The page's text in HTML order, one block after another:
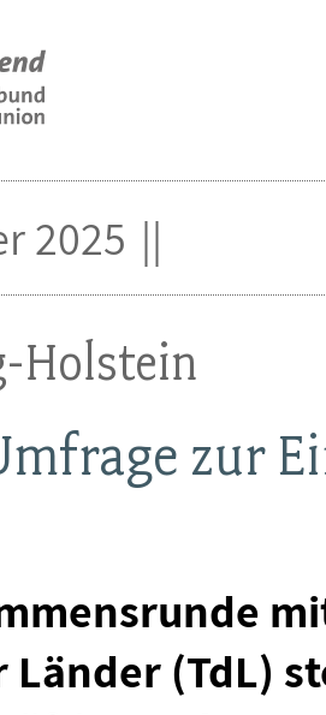
Holstein
zur
Länder (TdL)
2025